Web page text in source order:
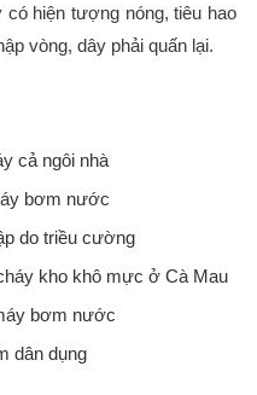
hiện tượng nóng, tiêu hao
vòng, dây phải quấn lại.
cả ngôi nhà
bơm nước
do triều cường
kho khô mực ở Cà Mau
bơm nước
dân dụng